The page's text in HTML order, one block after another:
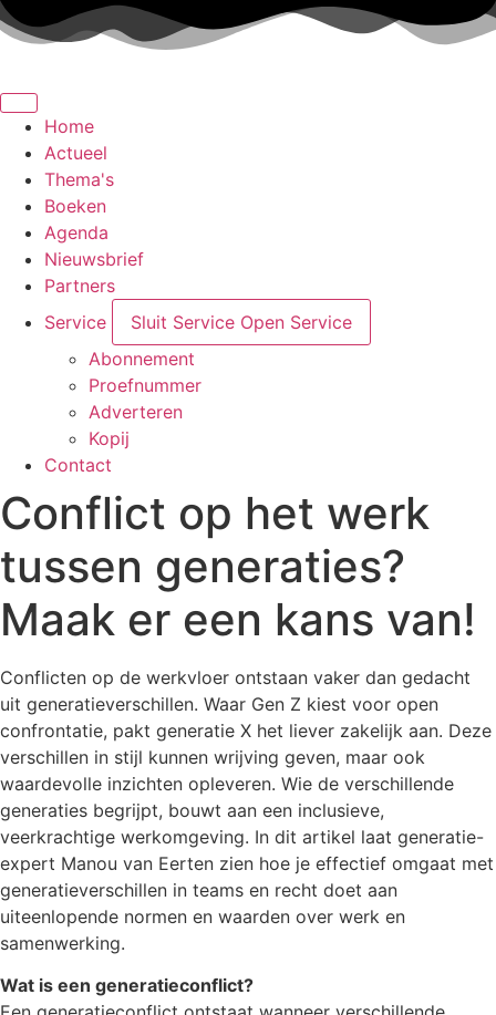
Ga
naar
inhoud
Home
Actueel
Thema's
Boeken
Agenda
Nieuwsbrief
Partners
Service
Sluit Service Open Service
Abonnement
Proefnummer
Adverteren
Kopij
Contact
Conflict op het werk
tussen generaties?
Maak er een kans van!
Conflicten op de werkvloer ontstaan vaker dan gedacht
uit generatieverschillen. Waar Gen Z kiest voor open
confrontatie, pakt generatie X het liever zakelijk aan. Deze
verschillen in stijl kunnen wrijving geven, maar ook
waardevolle inzichten opleveren. Wie de verschillende
generaties begrijpt, bouwt aan een inclusieve,
veerkrachtige werkomgeving. In dit artikel laat generatie-
expert Manou van Eerten zien hoe je effectief omgaat met
generatieverschillen in teams en recht doet aan
uiteenlopende normen en waarden over werk en
samenwerking.
Wat is een generatieconflict?